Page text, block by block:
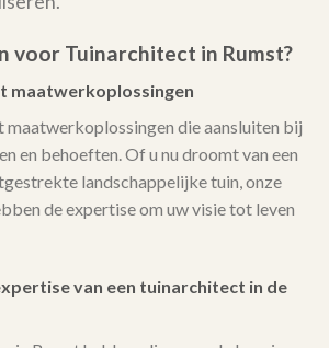
voor Tuinarchitect in Rumst?
maatwerkoplossingen
maatwerkoplossingen die aansluiten bij
en behoeften. Of u nu droomt van een
landschappelijke tuin, onze
de expertise om uw visie tot leven
van een tuinarchitect in de